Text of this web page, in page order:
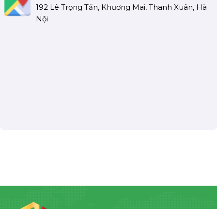
192 Lê Trọng Tấn, Khương Mai, Thanh Xuân, Hà
Nội